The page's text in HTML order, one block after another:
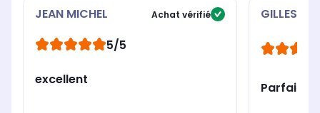
JEAN MICHEL Achat vérifié
5/5
excellent
GILLES
Parfait